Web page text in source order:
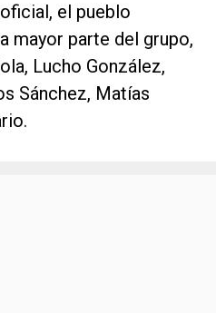
el pueblo
mayor parte del grupo,
Lucho González,
Sánchez, Matías